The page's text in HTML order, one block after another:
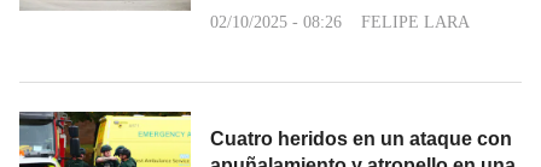
02/10/2025 - 08:26 FELIPE LARA
Cuatro heridos en un ataque con